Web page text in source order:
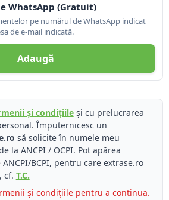
WhatsApp (Gratuit)
pe numărul de WhatsApp indicat
de e-mail indicată.
Adaugă
și condițiileși cu prelucrarea
Împuternicesc un
să solicite în numele meu
la ANCPI / OCPI. Pot apărea
BCPI, pentru care extrase.ro
cf. T.C.
și condițiile pentru a continua.